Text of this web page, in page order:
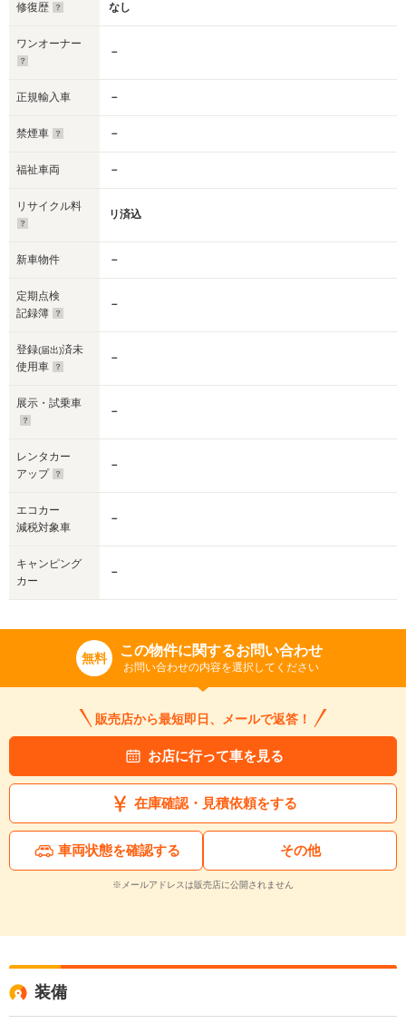
修復歴 なし
ワンオーナー
－
正規輸入車 －
禁煙車 －
福祉車両 －
リサイクル料
リ済込
新車物件 －
定期点検
記録簿
－
登録(届出)済未
使用車
－
展示・試乗車
－
レンタカー
アップ
－
エコカー
減税対象車
－
キャンピング
カー
－
無料 この物件に関するお問い合わせ
お問い合わせの内容を選択してください
販売店から最短即日、メールで返答！
お店に行って車を見る
在庫確認・見積依頼をする
車両状態を確認する その他
※メールアドレスは販売店に公開されません
装備